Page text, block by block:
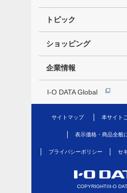
トピック
ショッピング
企業情報
I-O DATA Global
サイトマップ 本サイト
表示価格・商品全般
プライバシーポリシー セ
COPYRIGHT©I-O